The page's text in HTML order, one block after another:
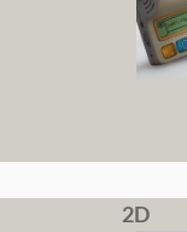
2D